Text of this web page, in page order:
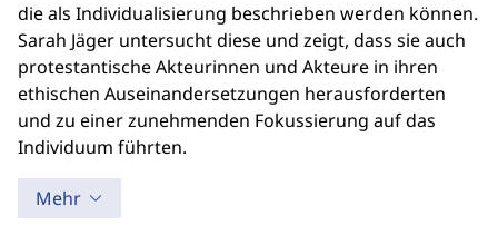
die als Individualisierung beschrieben werden können.
Sarah Jäger untersucht diese und zeigt, dass sie auch
protestantische Akteurinnen und Akteure in ihren
ethischen Auseinandersetzungen herausforderten
und zu einer zunehmenden Fokussierung auf das
Individuum führten.
Mehr